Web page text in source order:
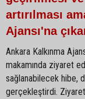
artırılması
Ajansı'na
Ankara Kalkınma
makamında ziyaret
sağlanabilecek hibe,
gerçekleştirdi.